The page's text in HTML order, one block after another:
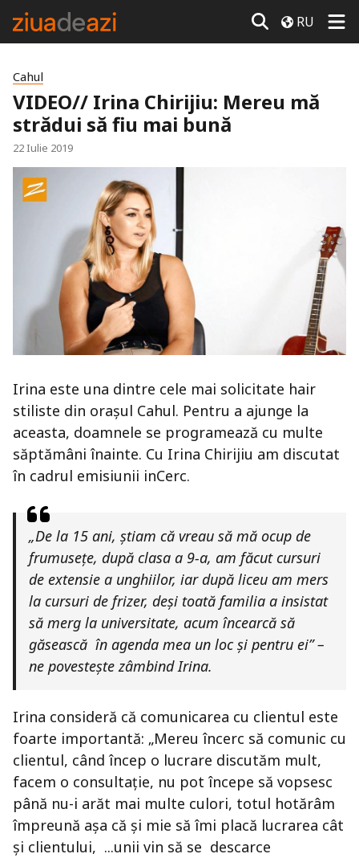
RU
Cahul
VIDEO// Irina Chirijiu: Mereu mă
strădui să fiu mai bună
22 Iulie 2019
Irina este una dintre cele mai solicitate hair
stiliste din orașul Cahul. Pentru a ajunge la
aceasta, doamnele se programează cu multe
săptămâni înainte. Cu Irina Chirijiu am discutat
în cadrul emisiunii inCerc.
„De la 15 ani, știam că vreau să mă ocup de
frumusețe, după clasa a 9-a, am făcut cursuri
de extensie a unghiilor, iar după liceu am mers
la cursuri de frizer, deși toată familia a insistat
să merg la universitate, acum încearcă să
găsească în agenda mea un loc și pentru ei” –
ne povestește zâmbind Irina.
Irina consideră că comunicarea cu clientul este
foarte importantă: „Mereu încerc să comunic cu
clientul, când încep o lucrare discutăm mult,
facem o consultație, nu pot începe să vopsesc
până nu-i arăt mai multe culori, totul hotărâm
împreună așa că și mie să îmi placă lucrarea cât
și clientului, ...unii vin să se descarce